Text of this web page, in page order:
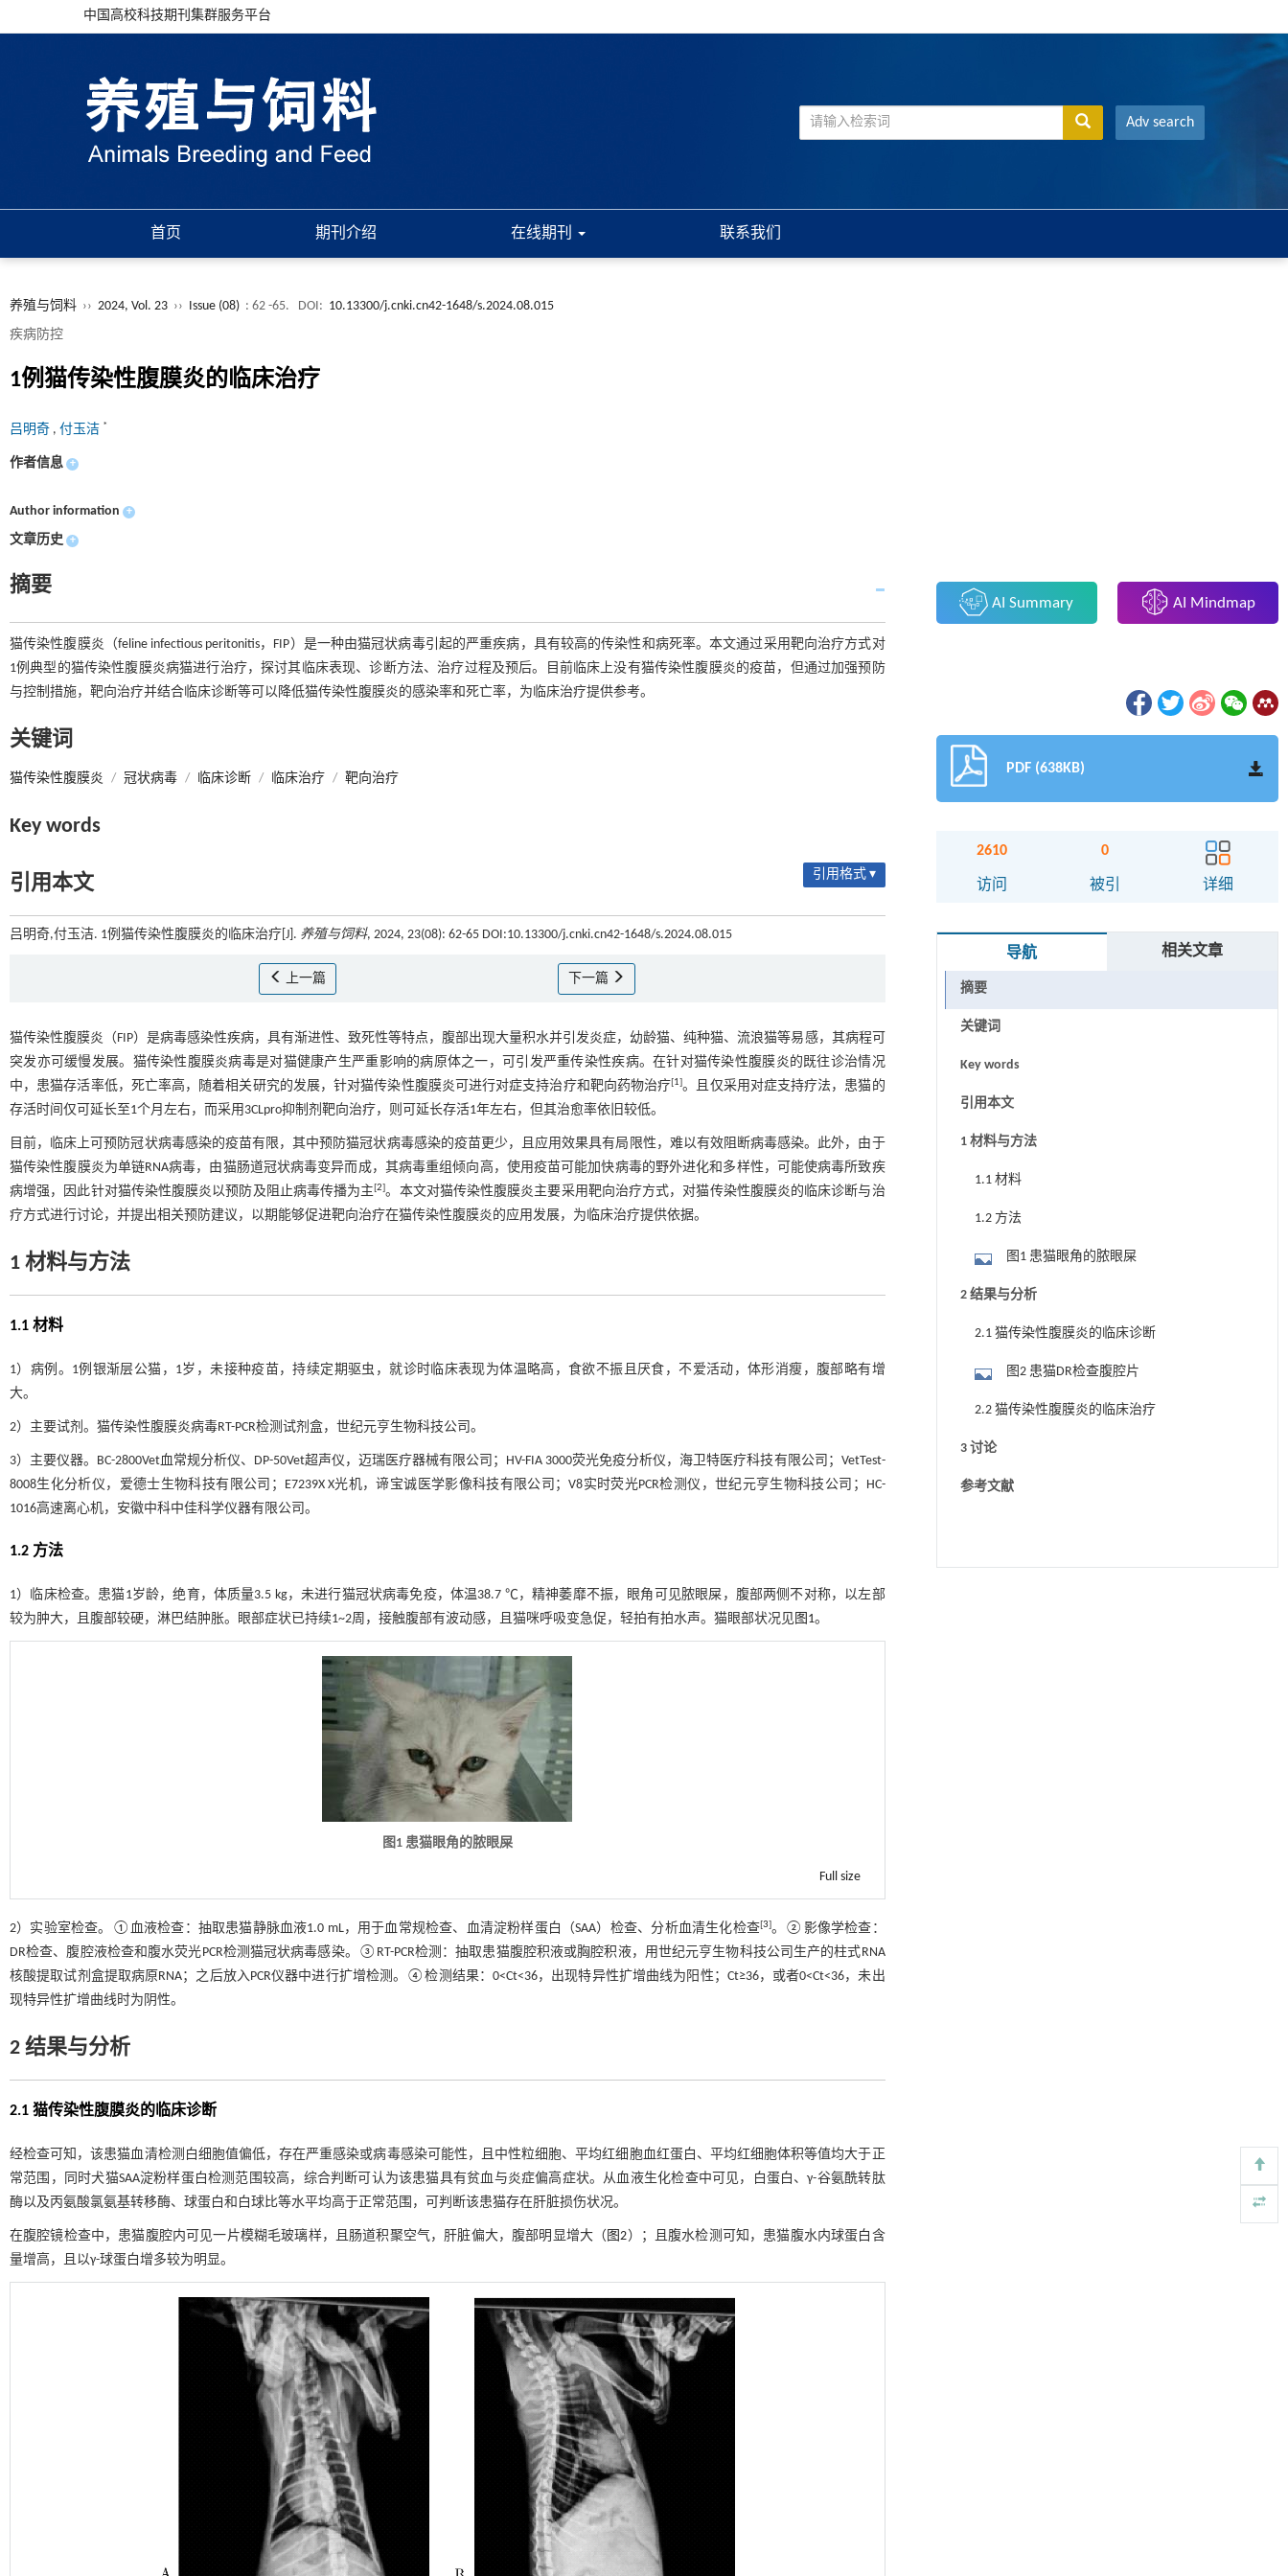
中国高校科技期刊集群服务平台
Adv search
首页 期刊介绍 在线期刊 联系我们
养殖与饲料 ›› 2024, Vol. 23 ›› Issue (08) : 62 -65. DOI: 10.13300/j.cnki.cn42-1648/s.2024.08.015
疾病防控
1例猫传染性腹膜炎的临床治疗
吕明奇 , 付玉洁 *
作者信息 +
Author information +
文章历史 +
摘要
猫传染性腹膜炎（feline infectious peritonitis，FIP）是一种由猫冠状病毒引起的严重疾病，具有较高的传染性和病死率。本文通过采用靶向治疗方式对
1例典型的猫传染性腹膜炎病猫进行治疗，探讨其临床表现、诊断方法、治疗过程及预后。目前临床上没有猫传染性腹膜炎的疫苗，但通过加强预防
与控制措施，靶向治疗并结合临床诊断等可以降低猫传染性腹膜炎的感染率和死亡率，为临床治疗提供参考。
关键词
猫传染性腹膜炎 / 冠状病毒 / 临床诊断 / 临床治疗 / 靶向治疗
Key words
引用本文 引用格式 ▾
吕明奇,付玉洁. 1例猫传染性腹膜炎的临床治疗[J]. 养殖与饲料, 2024, 23(08): 62-65 DOI:10.13300/j.cnki.cn42-1648/s.2024.08.015
上一篇 下一篇
猫传染性腹膜炎（FIP）是病毒感染性疾病，具有渐进性、致死性等特点，腹部出现大量积水并引发炎症，幼龄猫、纯种猫、流浪猫等易感，其病程可
突发亦可缓慢发展。猫传染性腹膜炎病毒是对猫健康产生严重影响的病原体之一，可引发严重传染性疾病。在针对猫传染性腹膜炎的既往诊治情况
中，患猫存活率低，死亡率高，随着相关研究的发展，针对猫传染性腹膜炎可进行对症支持治疗和靶向药物治疗[1]。且仅采用对症支持疗法，患猫的
存活时间仅可延长至1个月左右，而采用3CLpro抑制剂靶向治疗，则可延长存活1年左右，但其治愈率依旧较低。
目前，临床上可预防冠状病毒感染的疫苗有限，其中预防猫冠状病毒感染的疫苗更少，且应用效果具有局限性，难以有效阻断病毒感染。此外，由于
猫传染性腹膜炎为单链RNA病毒，由猫肠道冠状病毒变异而成，其病毒重组倾向高，使用疫苗可能加快病毒的野外进化和多样性，可能使病毒所致疾
病增强，因此针对猫传染性腹膜炎以预防及阻止病毒传播为主[2]。本文对猫传染性腹膜炎主要采用靶向治疗方式，对猫传染性腹膜炎的临床诊断与治
疗方式进行讨论，并提出相关预防建议，以期能够促进靶向治疗在猫传染性腹膜炎的应用发展，为临床治疗提供依据。
1 材料与方法
1.1 材料
1）病例。1例银渐层公猫，1岁，未接种疫苗，持续定期驱虫，就诊时临床表现为体温略高，食欲不振且厌食，不爱活动，体形消瘦，腹部略有增
大。
2）主要试剂。猫传染性腹膜炎病毒RT-PCR检测试剂盒，世纪元亨生物科技公司。
3）主要仪器。BC-2800Vet血常规分析仪、DP-50Vet超声仪，迈瑞医疗器械有限公司；HV-FIA 3000荧光免疫分析仪，海卫特医疗科技有限公司；VetTest-
8008生化分析仪，爱德士生物科技有限公司；E7239X X光机，谛宝诚医学影像科技有限公司；V8实时荧光PCR检测仪，世纪元亨生物科技公司；HC-
1016高速离心机，安徽中科中佳科学仪器有限公司。
1.2 方法
1）临床检查。患猫1岁龄，绝育，体质量3.5 kg，未进行猫冠状病毒免疫，体温38.7 ℃，精神萎靡不振，眼角可见脓眼屎，腹部两侧不对称，以左部
较为肿大，且腹部较硬，淋巴结肿胀。眼部症状已持续1~2周，接触腹部有波动感，且猫咪呼吸变急促，轻拍有拍水声。猫眼部状况见图1。
图1 患猫眼角的脓眼屎
Full size
2）实验室检查。①血液检查：抽取患猫静脉血液1.0 mL，用于血常规检查、血清淀粉样蛋白（SAA）检查、分析血清生化检查[3]。②影像学检查：
DR检查、腹腔液检查和腹水荧光PCR检测猫冠状病毒感染。③RT-PCR检测：抽取患猫腹腔积液或胸腔积液，用世纪元亨生物科技公司生产的柱式RNA
核酸提取试剂盒提取病原RNA；之后放入PCR仪器中进行扩增检测。④检测结果：0<Ct<36，出现特异性扩增曲线为阳性；Ct≥36，或者0<Ct<36，未出
现特异性扩增曲线时为阴性。
2 结果与分析
2.1 猫传染性腹膜炎的临床诊断
经检查可知，该患猫血清检测白细胞值偏低，存在严重感染或病毒感染可能性，且中性粒细胞、平均红细胞血红蛋白、平均红细胞体积等值均大于正
常范围，同时犬猫SAA淀粉样蛋白检测范围较高，综合判断可认为该患猫具有贫血与炎症偏高症状。从血液生化检查中可见，白蛋白、γ-谷氨酰转肽
酶以及丙氨酸氯氨基转移酶、球蛋白和白球比等水平均高于正常范围，可判断该患猫存在肝脏损伤状况。
在腹腔镜检查中，患猫腹腔内可见一片模糊毛玻璃样，且肠道积聚空气，肝脏偏大，腹部明显增大（ 图2）；且腹水检测可知，患猫腹水内球蛋白含
量增高，且以γ-球蛋白增多较为明显。
AI Summary AI Mindmap
PDF (638KB)
2610
访问
0
被引 详细
导航 相关文章
摘要
关键词
Key words
引用本文
1 材料与方法
1.1 材料
1.2 方法
图1 患猫眼角的脓眼屎
2 结果与分析
2.1 猫传染性腹膜炎的临床诊断
图2 患猫DR检查腹腔片
2.2 猫传染性腹膜炎的临床治疗
3 讨论
参考文献